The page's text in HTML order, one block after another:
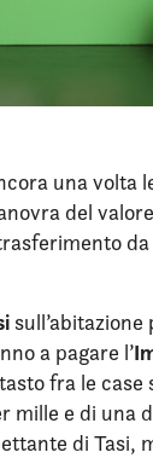
una volta
del
a pagare l’
fra le
mille e di una
di Tasi,